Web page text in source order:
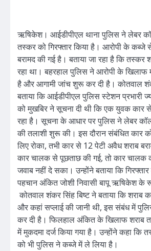
ऋषिकेश। आईडीपीएल थाना पुलिस ने लेबर
तस्कर को गिरफ्तार किया है। आरोपी के कब्जे
बरामद की गई है। बताया जा रहा है कि तस्कर
रहा था। बहरहाल पुलिस ने आरोपी के खिलाफ
है और आगामी जांच शुरू कर दी है। कोतवाल
बताया कि आईडीपीएल पुलिस स्टेशन प्रभारी
को मुखबिर ने सूचना दी थी कि एक युवक कार
रहा है। सूचना के आधार पर पुलिस ने लेबर
की तलाशी शुरू की। इस दौरान संबंधित कार
लिए रोका, तभी कार से 12 पेटी अवैध शराब
कार चालक से पूछताछ की गई, तो कार चालक
जवाब नहीं दे सका। उन्होंने बताया कि
पहचान अंकित जोशी निवासी बापू ऋषिकेश के
कोतवाल शंकर सिंह बिष्ट ने बताया कि शराब
और कहां सप्लाई की जानी थी, इस संबंध में
कर दी है। फिलहाल अंकित के खिलाफ शराब
में मुकदमा दर्ज किया गया है। उन्होंने कहा कि
को भी पुलिस ने कब्जे में ले लिया है।